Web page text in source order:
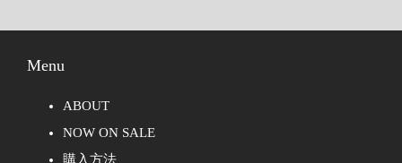
Menu
ABOUT
NOW ON SALE
購入方法